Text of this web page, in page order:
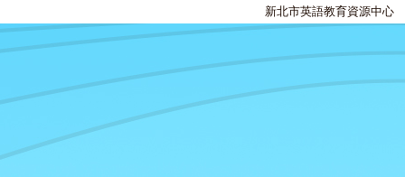
新北市英語教育資源中心